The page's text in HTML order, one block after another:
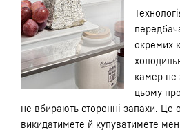
окремих
камер не
цьому
не вбирають сторонні запахи. Це
викидатимете й купуватимете